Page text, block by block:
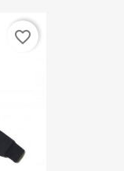
favorite_border